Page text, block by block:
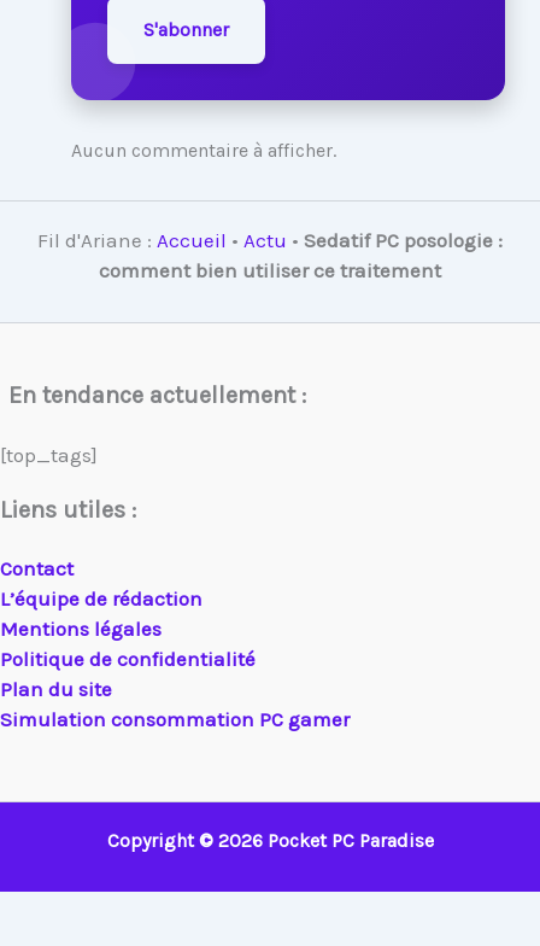
S'abonner
Aucun commentaire à afficher.
Fil d'Ariane : Accueil • Actu • Sedatif PC posologie :
comment bien utiliser ce traitement
En tendance actuellement :
[top_tags]
Liens utiles :
Contact
L’équipe de rédaction
Mentions légales
Politique de confidentialité
Plan du site
Simulation consommation PC gamer
Copyright © 2026 Pocket PC Paradise